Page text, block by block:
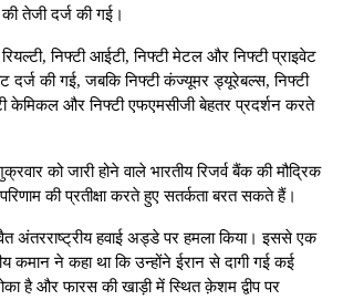
तेजी दर्ज की गई।
निफ्टी आईटी, निफ्टी मेटल और निफ्टी प्राइवेट
दर्ज की गई, जबकि निफ्टी कंज्यूमर ड्यूरेबल्स, निफ्टी
और निफ्टी एफएमसीजी बेहतर प्रदर्शन करते
को जारी होने वाले भारतीय रिजर्व बैंक की मौद्रिक
की प्रतीक्षा करते हुए सतर्कता बरत सकते हैं।
अंतरराष्ट्रीय हवाई अड्डे पर हमला किया। इससे एक
कमान ने कहा था कि उन्होंने ईरान से दागी गई कई
है और फारस की खाड़ी में स्थित क़ेशम द्वीप पर